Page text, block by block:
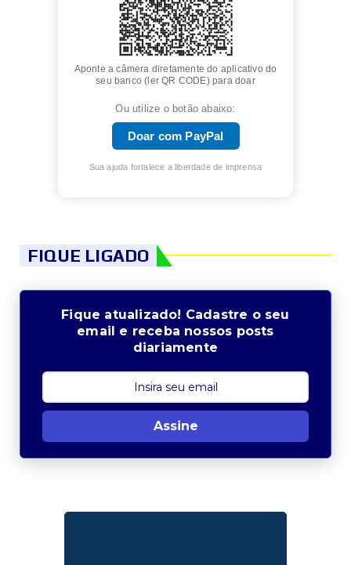
Aponte a câmera diretamente do aplicativo do
seu banco (ler QR CODE) para doar
Ou utilize o botão abaixo:
Doar com PayPal
Sua ajuda fortalece a liberdade de imprensa
FIQUE LIGADO
Fique atualizado! Cadastre o seu
email e receba nossos posts
diariamente
Assine